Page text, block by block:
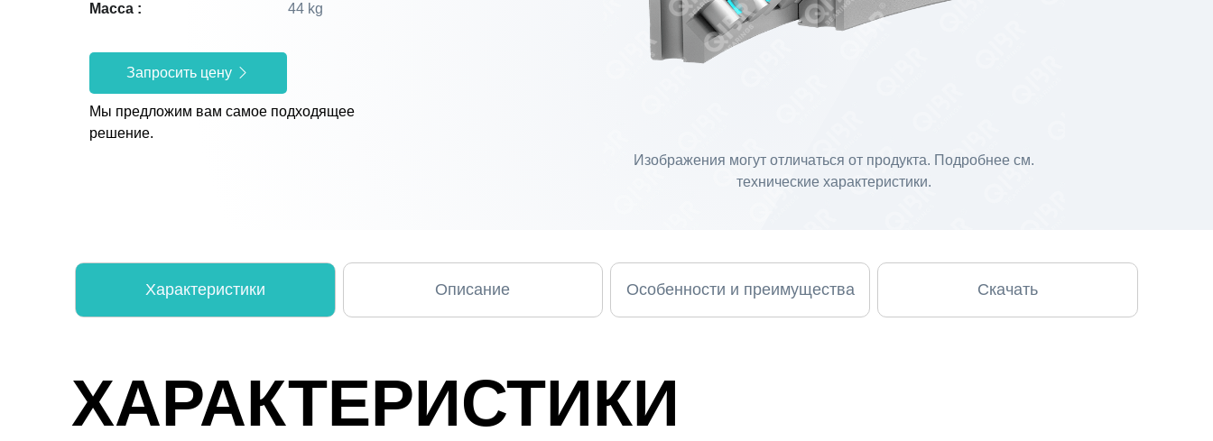
Масса : 44 kg
Запросить цену
Мы предложим вам самое подходящее
решение.
Изображения могут отличаться от продукта. Подробнее см.
технические характеристики.
Характеристики Описание Особенности и преимущества Скачать
ХАРАКТЕРИСТИКИ